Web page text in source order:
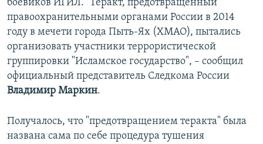
боевиков ИГИЛ. "Теракт, предотвращенный
правоохранительными органами России в 2014
году в мечети города Пыть-Ях (ХМАО), пытались
организовать участники террористической
группировки "Исламское государство", – сообщил
официальный представитель Следкома России
Владимир Маркин.
Получалось, что "предотвращением теракта" была
названа сама по себе процедура тушения